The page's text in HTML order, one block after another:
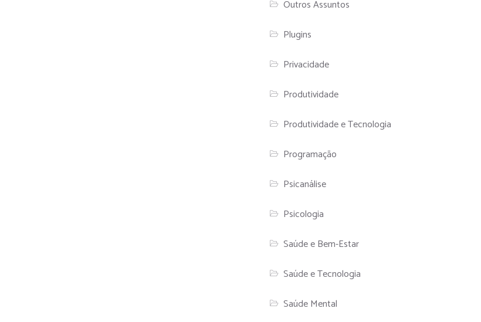
Outros Assuntos
Plugins
Privacidade
Produtividade
Produtividade e Tecnologia
Programação
Psicanálise
Psicologia
Saúde e Bem-Estar
Saúde e Tecnologia
Saúde Mental